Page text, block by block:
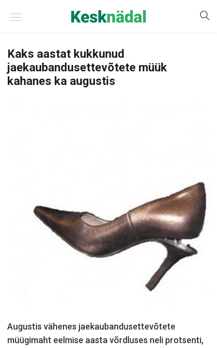
Kaks aastat kukkunud
jaekaubandusettevõtete müük
kahanes ka augustis
Augustis vähenes jaekaubandusettevõtete
müügimaht eelmise aasta võrdluses neli protsenti,